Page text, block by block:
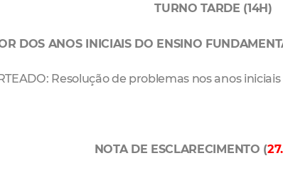
TURNO TARDE (14H)
DOS ANOS INICIAIS DO ENSINO
Resolução de problemas nos anos
NOTA DE ESCLARECIMENTO (